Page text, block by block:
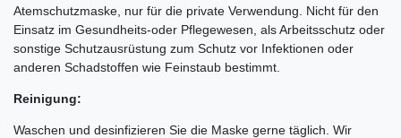
Atemschutzmaske, nur für die private Verwendung. Nicht für den
Einsatz im Gesundheits-oder Pflegewesen, als Arbeitsschutz oder
sonstige Schutzausrüstung zum Schutz vor Infektionen oder
anderen Schadstoffen wie Feinstaub bestimmt.
Reinigung:
Waschen und desinfizieren Sie die Maske gerne täglich. Wir